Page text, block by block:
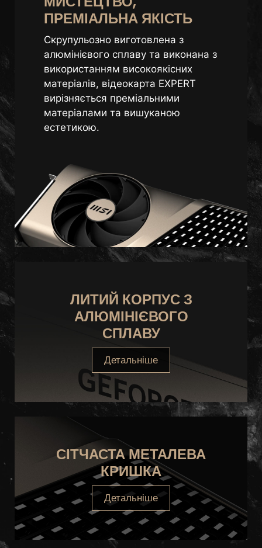
ПРЕМІАЛЬНА ЯКІСТЬ
Скрупульозно виготовлена з
алюмінієвого сплаву та виконана з
використанням високоякісних
матеріалів, відеокарта EXPERT
вирізняється преміальними
матеріалами та вишуканою
естетикою.
ЛИТИЙ КОРПУС З
АЛЮМІНІЄВОГО
СПЛАВУ
Детальніше
СІТЧАСТА МЕТАЛЕВА
КРИШКА
Детальніше